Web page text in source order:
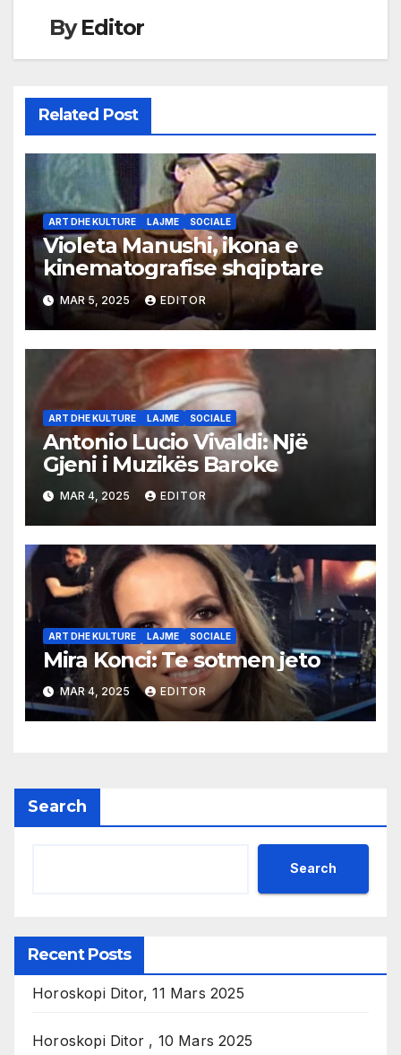
ByEditor
Related Post
ART DHE KULTURE LAJME SOCIALE
Violeta Manushi, ikona e
kinematografise shqiptare
MAR 5, 2025 EDITOR
ART DHE KULTURE LAJME SOCIALE
Antonio Lucio Vivaldi: Një
Gjeni i Muzikës Baroke
MAR 4, 2025 EDITOR
ART DHE KULTURE LAJME SOCIALE
Mira Konci: Te sotmen jeto
MAR 4, 2025 EDITOR
Search
Search
Recent Posts
Horoskopi Ditor, 11 Mars 2025
Horoskopi Ditor , 10 Mars 2025